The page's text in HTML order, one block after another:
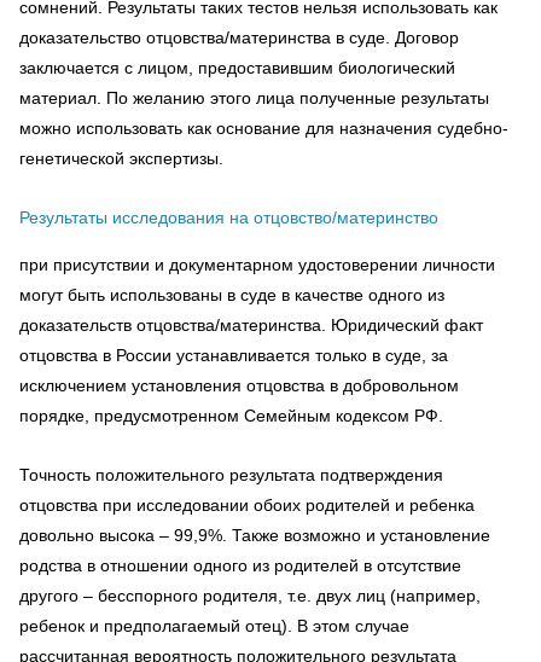
сомнений. Результаты таких тестов нельзя использовать как
доказательство отцовства/материнства в суде. Договор
заключается с лицом, предоставившим биологический
материал. По желанию этого лица полученные результаты
можно использовать как основание для назначения судебно-
генетической экспертизы.
Результаты исследования на отцовство/материнство
при присутствии и документарном удостоверении личности
могут быть использованы в суде в качестве одного из
доказательств отцовства/материнства. Юридический факт
отцовства в России устанавливается только в суде, за
исключением установления отцовства в добровольном
порядке, предусмотренном Семейным кодексом РФ.
Точность положительного результата подтверждения
отцовства при исследовании обоих родителей и ребенка
довольно высока – 99,9%. Также возможно и установление
родства в отношении одного из родителей в отсутствие
другого – бесспорного родителя, т.е. двух лиц (например,
ребенок и предполагаемый отец). В этом случае
рассчитанная вероятность положительного результата